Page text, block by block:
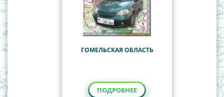
ГОМЕЛЬСКАЯ ОБЛАСТЬ
ПОДРОБНЕЕ